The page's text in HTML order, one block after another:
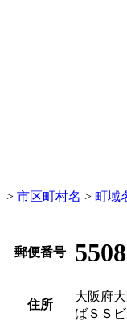
> 市区町村名 > 町域
郵便番号
住所
大阪府
ばＳＳ